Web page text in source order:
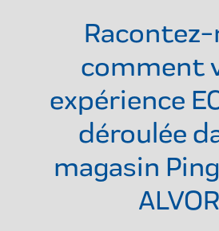
comment
expérience
déroulée
magasin
ALVOR